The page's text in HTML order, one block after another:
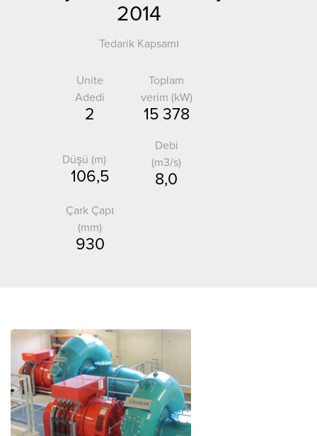
2014
Tedarik Kapsamı
Unite
Adedi
2
Toplam
verim (kW)
15 378
Düşü (m)
106,5
Debi
(m3/s)
8,0
Çark Çapı
(mm)
930